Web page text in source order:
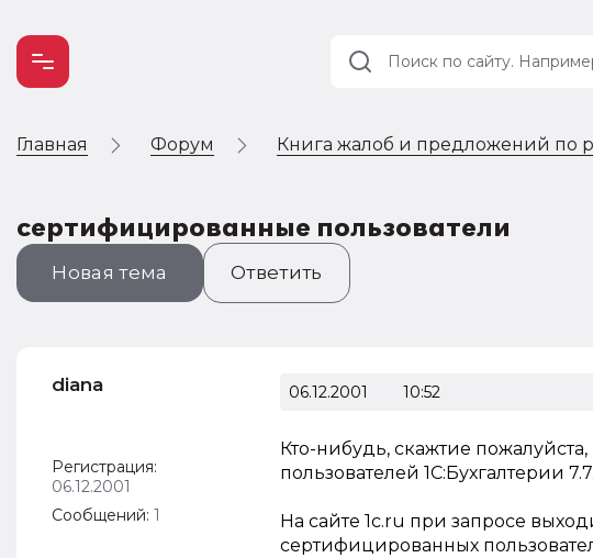
Главная Форум Книга жалоб и предложений по
сертифицированные пользователи
Новая тема Ответить
diana
Регистрация:
06.12.2001
Сообщений: 1
06.12.2001 10:52
Кто-нибудь, скажтие
пользователей 1С:Бухгалтерии 7.7.
На сайте 1с.ru при запросе
сертифицированных
Учет и
Автоматизация